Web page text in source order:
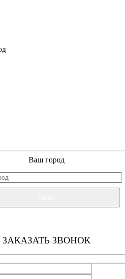
Ваш город
ЗАКАЗАТЬ ЗВОНОК